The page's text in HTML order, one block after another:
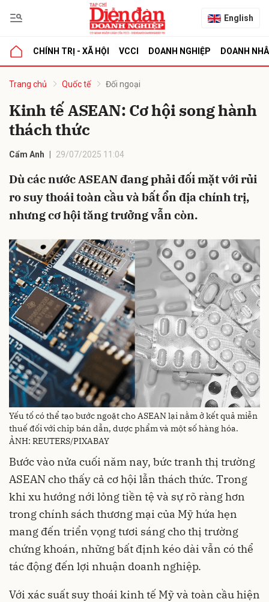
English
CHÍNH TRỊ - XÃ HỘI VCCI DOANH NGHIỆP DOANH
Trang chủ Quốc tế Đối ngoại
Kinh tế ASEAN: Cơ hội song hành
thách thức
Cẩm Anh 29/07/2025 11:04
Dù các nước ASEAN đang phải đối mặt với rủi
ro suy thoái toàn cầu và bất ổn địa chính trị,
nhưng cơ hội tăng trưởng vẫn còn.
Yếu tố có thể tạo bước ngoặt cho ASEAN lại nằm ở kết quả miễn
thuế đối với chip bán dẫn, dược phẩm và một số hàng hóa.
ẢNH: REUTERS/PIXABAY
Bước vào nửa cuối năm nay, bức tranh thị trường
ASEAN cho thấy cả cơ hội lẫn thách thức. Trong
khi xu hướng nới lỏng tiền tệ và sự rõ ràng hơn
trong chính sách thương mại của Mỹ hứa hẹn
mang đến triển vọng tươi sáng cho thị trường
chứng khoán, những bất định kéo dài vẫn có thể
tác động đến lợi nhuận doanh nghiệp.
Với xác suất suy thoái kinh tế Mỹ và toàn cầu hiện
luận
Hủy